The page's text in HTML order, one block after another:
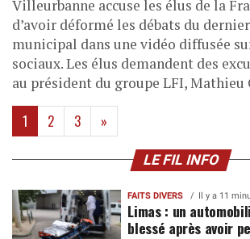
Villeurbanne accuse les élus de la
d’avoir déformé les débats du
municipal dans une vidéo diffusée
sociaux. Les élus demandent des
au président du groupe LFI, Mathieu
1 (current)
2 3 »
LE FIL INFO
FAITS DIVERS Il y a 11
Limas : un
blessé après avoir